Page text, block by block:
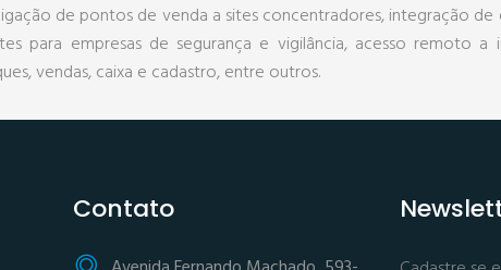
de pontos de venda a sites concentradores, integração
para empresas de segurança e vigilância, acesso remoto a
vendas, caixa e cadastro, entre outros.
Contato